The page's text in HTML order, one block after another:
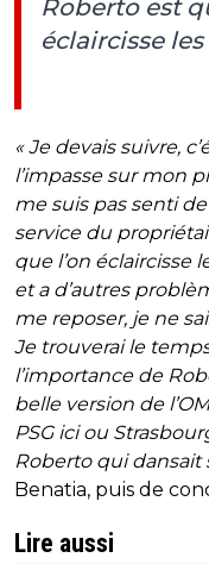
Roberto est
éclaircisse
« Je devais suivre,
l’impasse sur mon
me suis pas senti
service du
que l’on éclaircisse
et a d’autres
me reposer, je ne
Je trouverai le
l’importance de
belle version de
PSG ici ou
Roberto qui dansait
Benatia, puis de
Lire aussi